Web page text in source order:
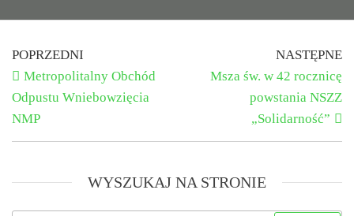
POPRZEDNI
Metropolitalny Obchód
Odpustu Wniebowzięcia
NMP
NASTĘPNE
Msza św. w 42 rocznicę
powstania NSZZ
„Solidarność”
WYSZUKAJ NA STRONIE